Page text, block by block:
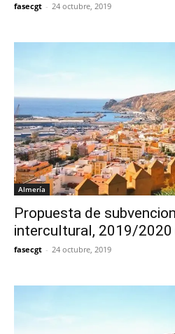
fasecgt - 24 octubre, 2019
Almería
Propuesta de
intercultural, 2019/
fasecgt - 24 octubre, 2019